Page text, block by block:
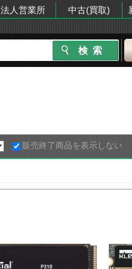
法人営業所 中古(買取)
販売終了商品を表示しない